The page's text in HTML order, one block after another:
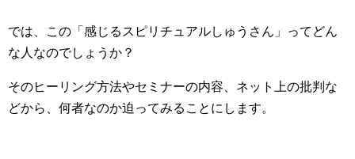
では、この「感じるスピリチュアルしゅうさん」ってどん
な人なのでしょうか？
そのヒーリング方法やセミナーの内容、ネット上の批判な
どから、何者なのか迫ってみることにします。